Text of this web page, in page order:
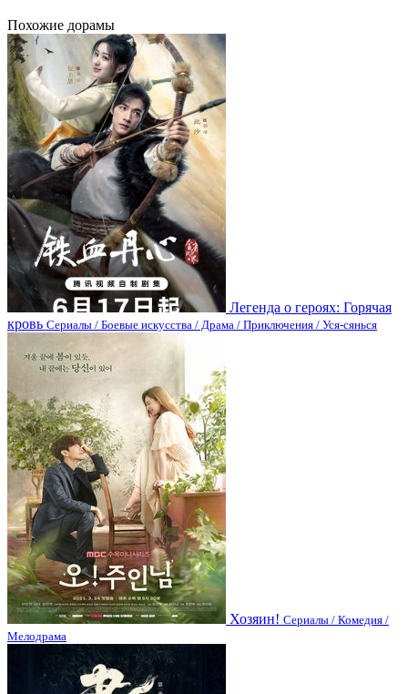
Похожие дорамы
Легенда о героях: Горячая
кровь Сериалы / Боевые искусства / Драма / Приключения / Уся-сянься
Хозяин! Сериалы / Комедия /
Мелодрама